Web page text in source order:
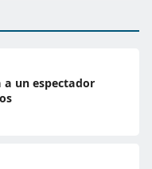
a un espectador